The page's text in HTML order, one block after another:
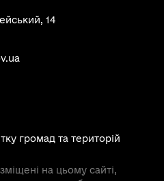
14
громад та територій
на цьому сайті,